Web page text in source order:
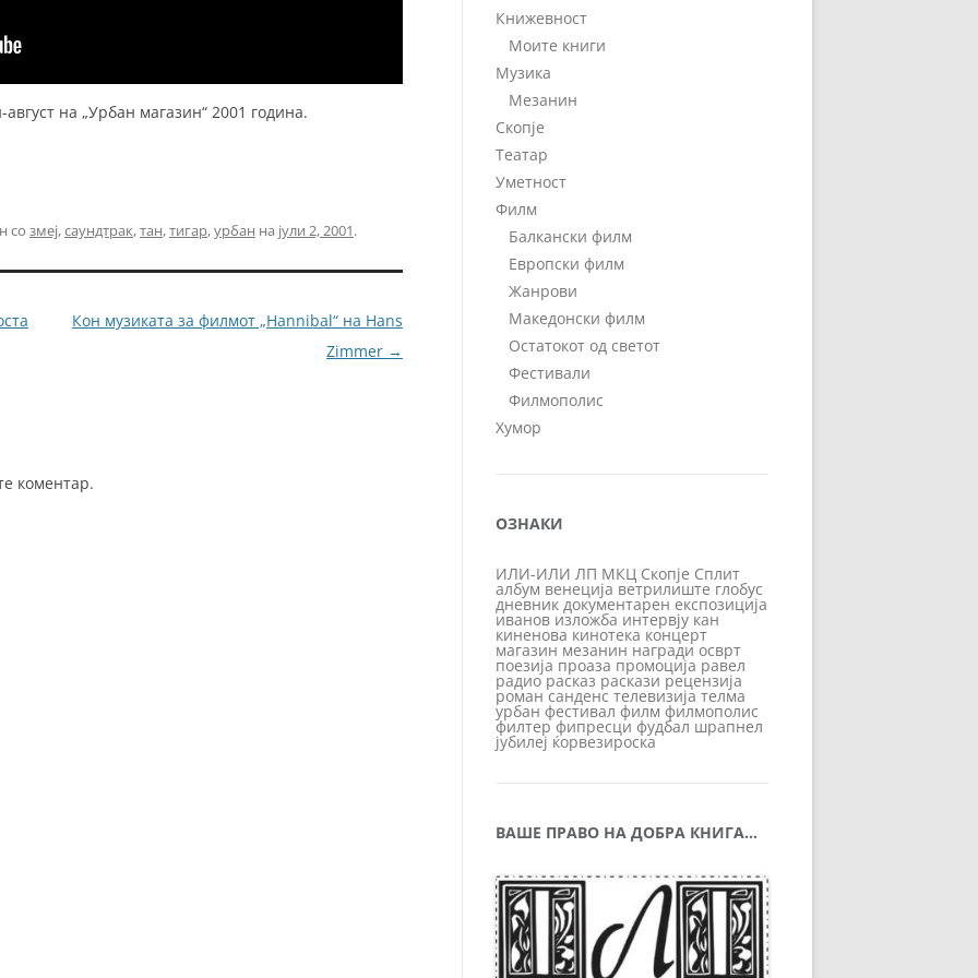
август на „Урбан магазин“ 2001 година.
со змеј,саундтрак,тан,тигар,урбан на јули 2, 2001.
Кон музиката за филмот „Hannibal“ на Hans
Zimmer →
коментар.
Книжевност
Моите книги
Музика
Мезанин
Скопје
Театар
Уметност
Филм
Балкански филм
Европски филм
Жанрови
Македонски филм
Остатокот од светот
Фестивали
Филмополис
Хумор
ОЗНАКИ
ИЛИ-ИЛИ ЛП МКЦ Скопје Сплит
албум венеција ветрилиште глобус
дневник документарен експозиција
иванов изложба интервју кан
киненова кинотека концерт
магазин мезанин награди осврт
поезија проаза промоција равел
радио расказ раскази рецензија
роман санденс телевизија телма
урбан фестивал филм филмополис
филтер фипресци фудбал шрапнел
јубилеј ќорвезироска
ВАШЕ ПРАВО НА ДОБРА КНИГА…